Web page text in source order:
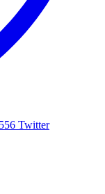
Twitter